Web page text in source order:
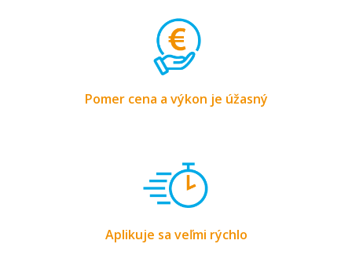
Pomer cena a výkon je úžasný
Aplikuje sa veľmi rýchlo